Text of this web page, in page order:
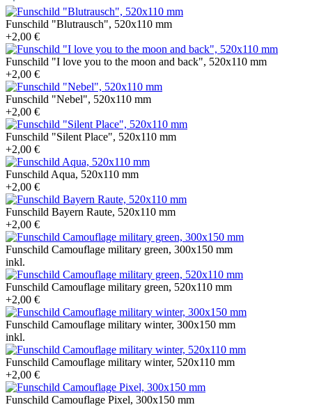
Funschild "Blutrausch", 520x110 mm
+2,00 €
Funschild "I love you to the moon and back", 520x110 mm
+2,00 €
Funschild "Nebel", 520x110 mm
+2,00 €
Funschild "Silent Place", 520x110 mm
+2,00 €
Funschild Aqua, 520x110 mm
+2,00 €
Funschild Bayern Raute, 520x110 mm
+2,00 €
Funschild Camouflage military green, 300x150 mm
inkl.
Funschild Camouflage military green, 520x110 mm
+2,00 €
Funschild Camouflage military winter, 300x150 mm
inkl.
Funschild Camouflage military winter, 520x110 mm
+2,00 €
Funschild Camouflage Pixel, 300x150 mm